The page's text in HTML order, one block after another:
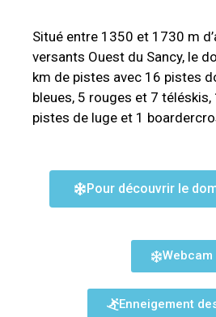
Situé entre 1350 et 1730 m
versants Ouest du Sancy, le
km de pistes avec 16 pistes
bleues, 5 rouges et 7 téléskis,
pistes de luge et 1
Pour découvrir le
Webcam
Enneigement